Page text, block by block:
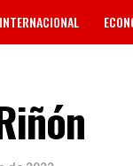
INTERNACIONAL